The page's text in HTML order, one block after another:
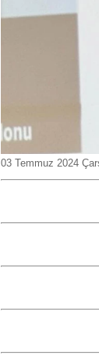
03 Temmuz 2024